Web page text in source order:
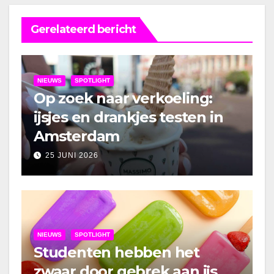
Gerelateerd bericht
NIEUWS SPOTLIGHT
Op zoek naar verkoeling:
ijsjes en drankjes testen in
Amsterdam
25 JUNI 2026
NIEUWS SPOTLIGHT
Studenten hebben het